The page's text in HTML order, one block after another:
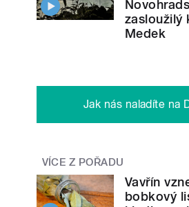
zasloužilý
Medek
Jak nás naladíte na
VÍCE Z POŘADU
Vavřín
bobkový